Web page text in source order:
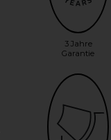
3 Jahre
Garantie